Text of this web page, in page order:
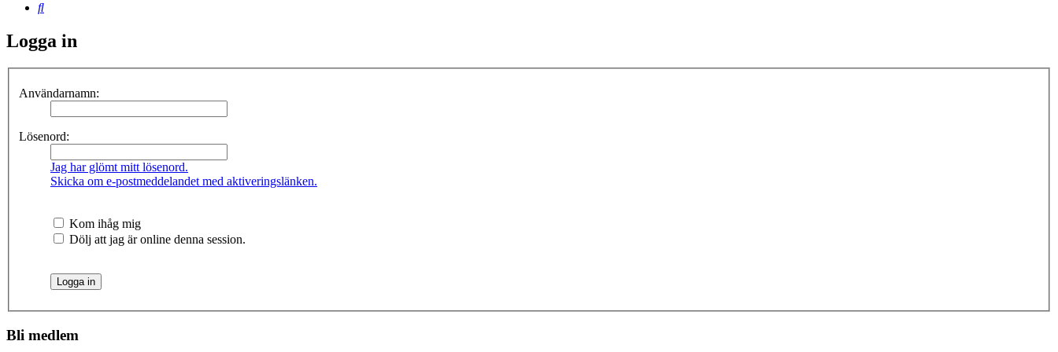
Sök
Logga in
Användarnamn:
Lösenord:
Jag har glömt mitt lösenord.
Skicka om e-postmeddelandet med aktiveringslänken.
Kom ihåg mig
Dölj att jag är online denna session.
Bli medlem